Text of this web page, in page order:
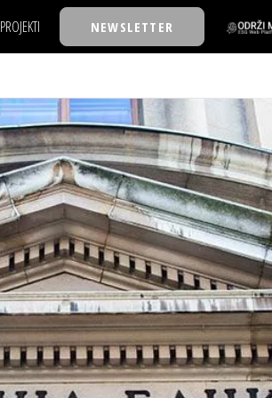
PROJEKTI
TASTY TALKS
30 ISPOD 30
BACK TO OFFICE/SCHOOL
BIZBENDOVI
BIZKOLEGIJUM
BMW BIZNIS LIGA
BIZLIFE WEEK
IZJAVA GODINE
NEWSLETTER
NAJKOLEGA
30 ISPOD 30
BACK TO OFFICE/SCHOOL
BIZBENDOVI
BIZKOLEGIJUM
BMW BIZNIS LIGA
BIZLIFE WEEK
IZJAVA GODINE